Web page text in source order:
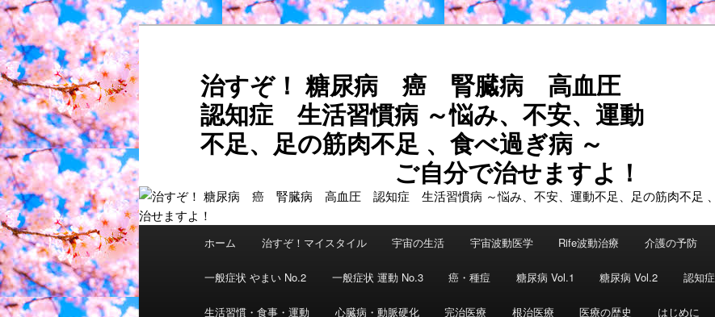
メ
イ
ン
コ
ン
テ
ン
ツ
へ
移
動
サ
ブ
コ
ン
テ
ン
ツ
へ
移
動
治すぞ！ 糖尿病 癌 腎臓病 高血圧
認知症 生活習慣病 ～悩み、不安、運動
不足、足の筋肉不足 、食べ過ぎ病 ～
ご自分で治せますよ！
ホーム 治すぞ！マイスタイル 宇宙の生活 宇宙波動医学 Rife波動治療 介護の予防
一般症状 やまい No.2 一般症状 運動 No.3 癌・種痘 糖尿病 Vol.1 糖尿病 Vol.2 認知症
生活習慣・食事・運動 心臓病・動脈硬化 完治医療 根治医療 医療の歴史 はじめに